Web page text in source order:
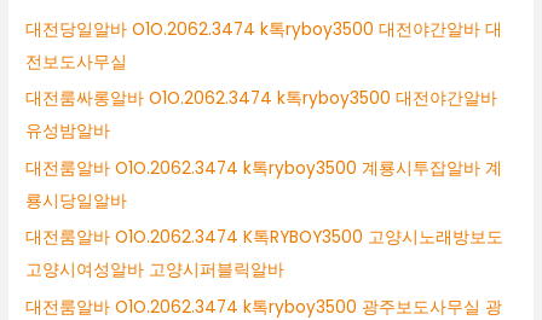
대전당일알바 O1O.2062.3474 k톡ryboy3500 대전야간알바 대
전보도사무실
대전룸싸롱알바 O1O.2062.3474 k톡ryboy3500 대전야간알바
유성밤알바
대전룸알바 O1O.2062.3474 k톡ryboy3500 계룡시투잡알바 계
룡시당일알바
대전룸알바 O1O.2062.3474 K톡RYBOY3500 고양시노래방보도
고양시여성알바 고양시퍼블릭알바
대전룸알바 O1O.2062.3474 k톡ryboy3500 광주보도사무실 광